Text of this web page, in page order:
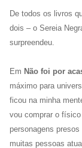
De todos os livros
dois – o Sereia
surpreendeu.
Em Não foi por
máximo para
ficou na minha
vou comprar o
personagens
muitas pessoas